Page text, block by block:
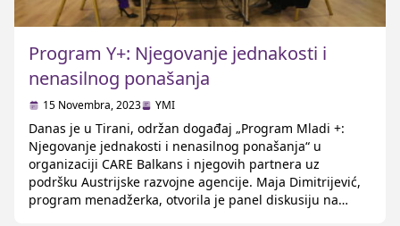
Program Y+: Njegovanje jednakosti i
nenasilnog ponašanja
15 Novembra, 2023 YMI
Danas je u Tirani, održan događaj „Program Mladi +:
Njegovanje jednakosti i nenasilnog ponašanja“ u
organizaciji CARE Balkans i njegovih partnera uz
podršku Austrijske razvojne agencije. Maja Dimitrijević,
program menadžerka, otvorila je panel diskusiju na